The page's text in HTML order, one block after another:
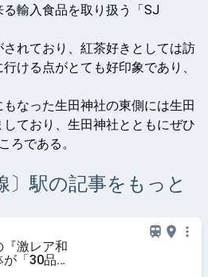
輸入食品を取り扱う「SJ
れており、紅茶好きとしては訪
ける点がとても好印象であり、
なった生田神社の東側には生田
ており、生田神社とともにぜひ
ろである。
〕駅の記事をもっと
激レア和
「30品